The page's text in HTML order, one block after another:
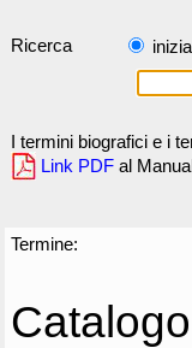
Ricerca
I termini biografici e i
Link PDF al
Termine: